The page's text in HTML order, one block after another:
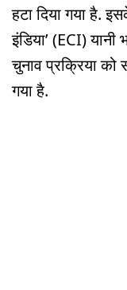
हटा दिया गया है.
इंडिया’ (ECI)
चुनाव प्रक्रिया
गया है.